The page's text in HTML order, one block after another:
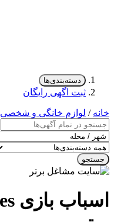
دسته‌بندی‌ها
ثبت اگهی رایگان
خانه / لوازم خانگی و شخصی
جستجو